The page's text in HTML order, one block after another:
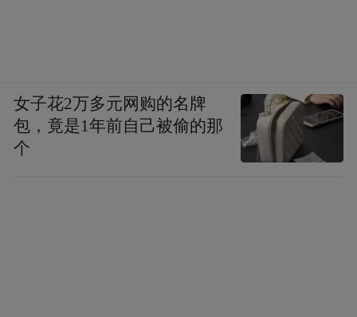
女子花2万多元网购的名牌
包，竟是1年前自己被偷的那
个